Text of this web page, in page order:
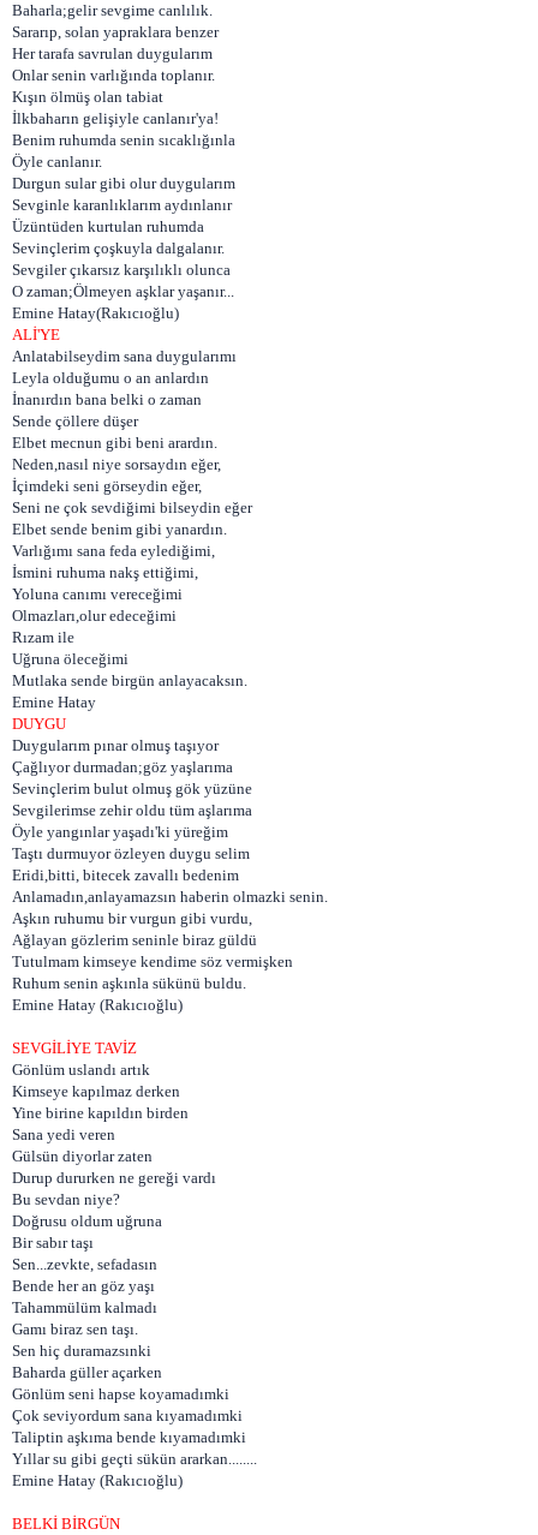
Baharla;gelir sevgime canlılık.
Sararıp, solan yapraklara benzer
Her tarafa savrulan duygularım
Onlar senin varlığında toplanır.
Kışın ölmüş olan tabiat
İlkbaharın gelişiyle canlanır'ya!
Benim ruhumda senin sıcaklığınla
Öyle canlanır.
Durgun sular gibi olur duygularım
Sevginle karanlıklarım aydınlanır
Üzüntüden kurtulan ruhumda
Sevinçlerim çoşkuyla dalgalanır.
Sevgiler çıkarsız karşılıklı olunca
O zaman;Ölmeyen aşklar yaşanır...
Emine Hatay(Rakıcıoğlu)
ALİ'YE
Anlatabilseydim sana duygularımı
Leyla olduğumu o an anlardın
İnanırdın bana belki o zaman
Sende çöllere düşer
Elbet mecnun gibi beni arardın.
Neden,nasıl niye sorsaydın eğer,
İçimdeki seni görseydin eğer,
Seni ne çok sevdiğimi bilseydin eğer
Elbet sende benim gibi yanardın.
Varlığımı sana feda eylediğimi,
İsmini ruhuma nakş ettiğimi,
Yoluna canımı vereceğimi
Olmazları,olur edeceğimi
Rızam ile
Uğruna öleceğimi
Mutlaka sende birgün anlayacaksın.
Emine Hatay
DUYGU
Duygularım pınar olmuş taşıyor
Çağlıyor durmadan;göz yaşlarıma
Sevinçlerim bulut olmuş gök yüzüne
Sevgilerimse zehir oldu tüm aşlarıma
Öyle yangınlar yaşadı'ki yüreğim
Taştı durmuyor özleyen duygu selim
Eridi,bitti, bitecek zavallı bedenim
Anlamadın,anlayamazsın haberin olmazki senin.
Aşkın ruhumu bir vurgun gibi vurdu,
Ağlayan gözlerim seninle biraz güldü
Tutulmam kimseye kendime söz vermişken
Ruhum senin aşkınla sükünü buldu.
Emine Hatay (Rakıcıoğlu)
SEVGİLİYE TAVİZ
Gönlüm uslandı artık
Kimseye kapılmaz derken
Yine birine kapıldın birden
Sana yedi veren
Gülsün diyorlar zaten
Durup dururken ne gereği vardı
Bu sevdan niye?
Doğrusu oldum uğruna
Bir sabır taşı
Sen...zevkte, sefadasın
Bende her an göz yaşı
Tahammülüm kalmadı
Gamı biraz sen taşı.
Sen hiç duramazsınki
Baharda güller açarken
Gönlüm seni hapse koyamadımki
Çok seviyordum sana kıyamadımki
Taliptin aşkıma bende kıyamadımki
Yıllar su gibi geçti sükün ararkan........
Emine Hatay (Rakıcıoğlu)
BELKİ BİRGÜN